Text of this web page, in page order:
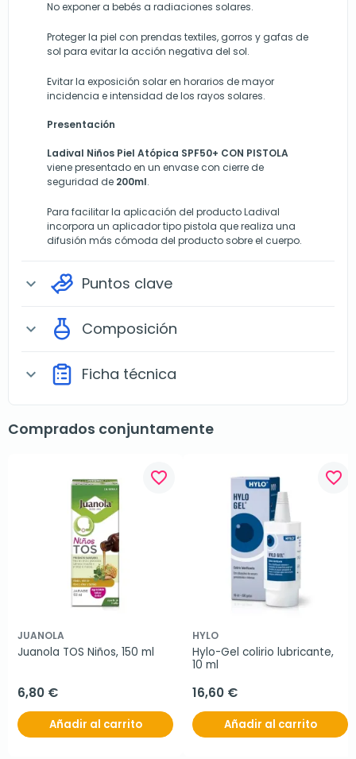
No exponer a bebés a radiaciones solares.
Proteger la piel con prendas textiles, gorros y gafas de
sol para evitar la acción negativa del sol.
Evitar la exposición solar en horarios de mayor
incidencia e intensidad de los rayos solares.
Presentación
Ladival Niños Piel Atópica SPF50+ CON PISTOLA
viene presentado en un envase con cierre de
seguridad de 200ml.
Para facilitar la aplicación del producto Ladival
incorpora un aplicador tipo pistola que realiza una
difusión más cómoda del producto sobre el cuerpo.
expand_more Puntos clave
expand_more Composición
expand_more Ficha técnica
Comprados conjuntamente
favorite_border
JUANOLA
Juanola TOS Niños, 150 ml
6,80 €
Añadir al carrito
favorite_border
HYLO
Hylo-Gel colirio lubricante,
10 ml
16,60 €
Añadir al carrito